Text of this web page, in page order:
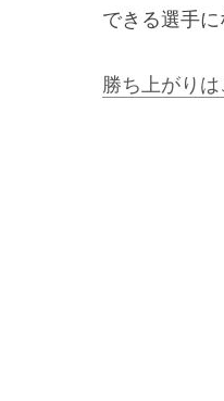
できる選手
勝ち上がりは